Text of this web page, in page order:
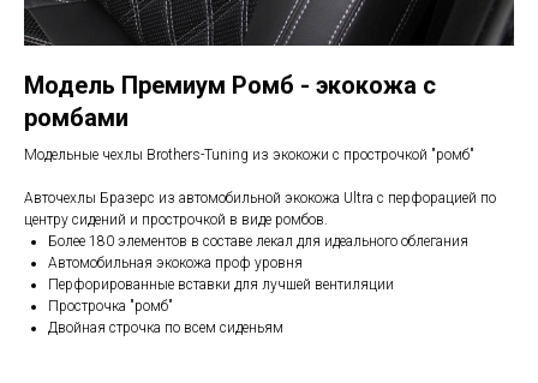
Модель Премиум Ромб - экокожа с
ромбами
Модельные чехлы Brothers-Tuning из экокожи с прострочкой "ромб"
Авточехлы Бразерс из автомобильной экокожа Ultra с перфорацией по
центру сидений и прострочкой в виде ромбов.
Более 180 элементов в составе лекал для идеального облегания
Автомобильная экокожа проф уровня
Перфорированные вставки для лучшей вентиляции
Прострочка "ромб"
Двойная строчка по всем сиденьям